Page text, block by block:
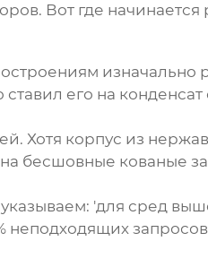
Вот где начинается
изначально
его на конденсат
Хотя корпус из
бесшовные кованые
'для сред выше
неподходящих